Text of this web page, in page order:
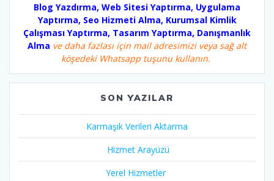
Blog Yazdırma, Web Sitesi Yaptırma, Uygulama
Yaptırma, Seo Hizmeti Alma, Kurumsal Kimlik
Çalışması Yaptırma, Tasarım Yaptırma, Danışmanlık
Alma ve daha fazlası için mail adresimizi veya sağ alt
köşedeki Whatsapp tuşunu kullanın.
SON YAZILAR
Karmaşık Verileri Aktarma
Hizmet Arayüzü
Yerel Hizmetler